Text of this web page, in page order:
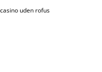
casino uden rofus